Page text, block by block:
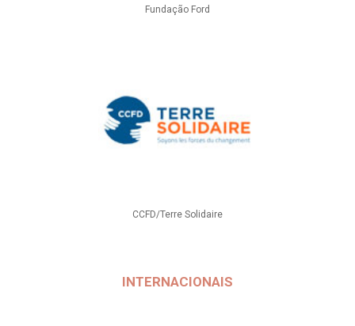
Fundação Ford
CCFD/Terre Solidaire
INTERNACIONAIS